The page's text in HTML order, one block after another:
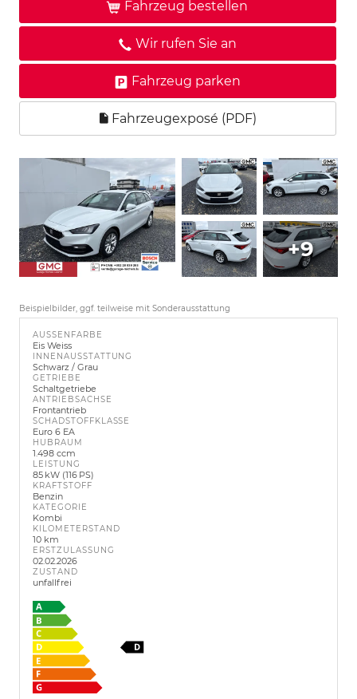
Fahrzeug bestellen
Wir rufen Sie an
Fahrzeug parken
Fahrzeugexposé (PDF)
+9
Beispielbilder, ggf. teilweise mit Sonderausstattung
AUSSENFARBE
Eis Weiss
INNENAUSSTATTUNG
Schwarz / Grau
GETRIEBE
Schaltgetriebe
ANTRIEBSACHSE
Frontantrieb
SCHADSTOFFKLASSE
Euro 6 EA
HUBRAUM
1.498 ccm
LEISTUNG
85 kW (116 PS)
KRAFTSTOFF
Benzin
KATEGORIE
Kombi
KILOMETERSTAND
10 km
ERSTZULASSUNG
02.02.2026
ZUSTAND
unfallfrei